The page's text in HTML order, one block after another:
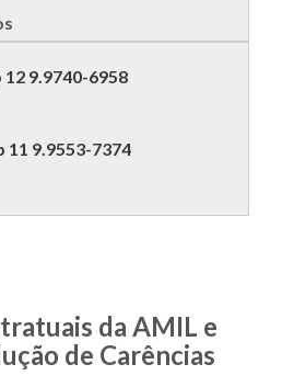
9.9740-6958
9.9553-7374
da AMIL e
de Carências